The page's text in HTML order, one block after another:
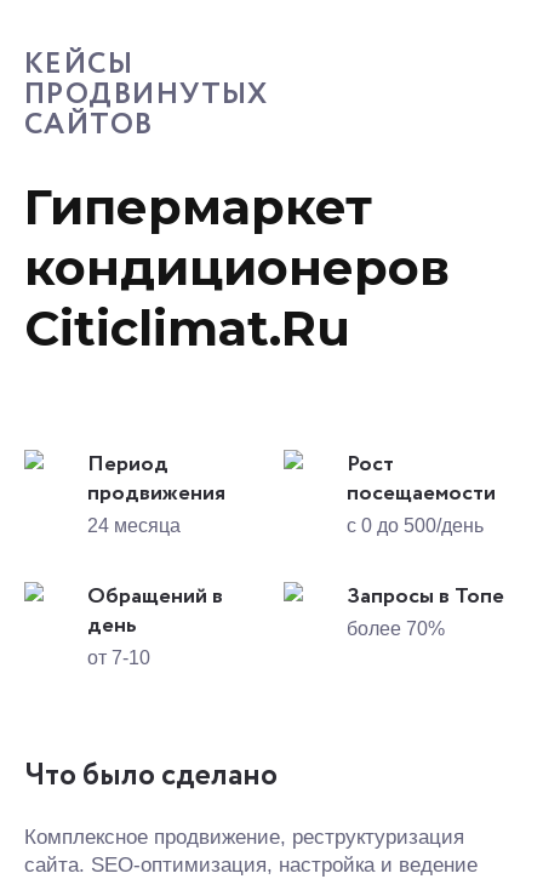
КЕЙСЫ
ПРОДВИНУТЫХ
САЙТОВ
Гипермаркет
кондиционеров
Citiclimat.Ru
Период
продвижения
24 месяца
Рост
посещаемости
с 0 до 500/день
Обращений в
день
от 7-10
Запросы в Топе
более 70%
Что было сделано
Комплексное продвижение, реструктуризация
сайта. SEO-оптимизация, настройка и ведение